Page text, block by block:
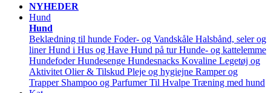
NYHEDER
Hund
Hund
Beklædning til hunde Foder- og Vandskåle Halsbånd, seler og
liner Hund i Hus og Have Hund på tur Hunde- og kattelemme
Hundefoder Hundesenge Hundesnacks Kovaline Legetøj og
Aktivitet Olier & Tilskud Pleje og hygiejne Ramper og
Trapper Shampoo og Parfumer Til Hvalpe Træning med hund